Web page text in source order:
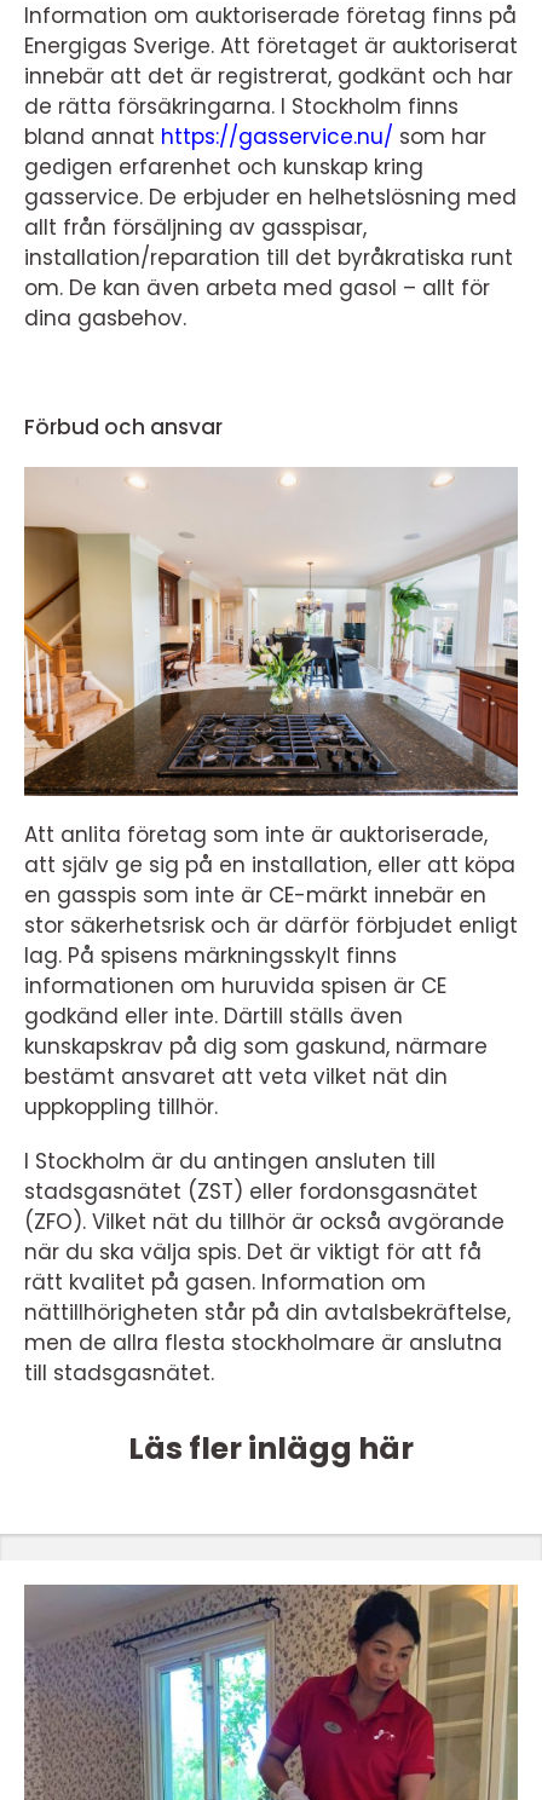
Information om auktoriserade företag finns på
Energigas Sverige. Att företaget är auktoriserat
innebär att det är registrerat, godkänt och har
de rätta försäkringarna. I Stockholm finns
bland annat https://gasservice.nu/ som har
gedigen erfarenhet och kunskap kring
gasservice. De erbjuder en helhetslösning med
allt från försäljning av gasspisar,
installation/reparation till det byråkratiska runt
om. De kan även arbeta med gasol – allt för
dina gasbehov.
Förbud och ansvar
Att anlita företag som inte är auktoriserade,
att själv ge sig på en installation, eller att köpa
en gasspis som inte är CE-märkt innebär en
stor säkerhetsrisk och är därför förbjudet enligt
lag. På spisens märkningsskylt finns
informationen om huruvida spisen är CE
godkänd eller inte. Därtill ställs även
kunskapskrav på dig som gaskund, närmare
bestämt ansvaret att veta vilket nät din
uppkoppling tillhör.
I Stockholm är du antingen ansluten till
stadsgasnätet (ZST) eller fordonsgasnätet
(ZFO). Vilket nät du tillhör är också avgörande
när du ska välja spis. Det är viktigt för att få
rätt kvalitet på gasen. Information om
nättillhörigheten står på din avtalsbekräftelse,
men de allra flesta stockholmare är anslutna
till stadsgasnätet.
Läs fler inlägg här